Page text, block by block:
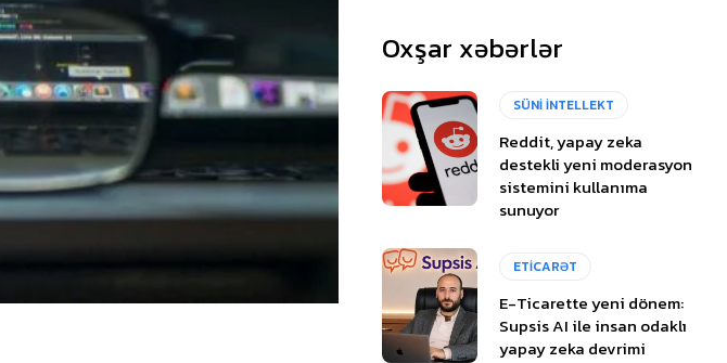
Oxşar xəbərlər
SÜNİ İNTELLEKT
Reddit, yapay zeka
destekli yeni moderasyon
sistemini kullanıma
sunuyor
ETİCARƏT
E-Ticarette yeni dönem:
Supsis AI ile insan odaklı
yapay zeka devrimi